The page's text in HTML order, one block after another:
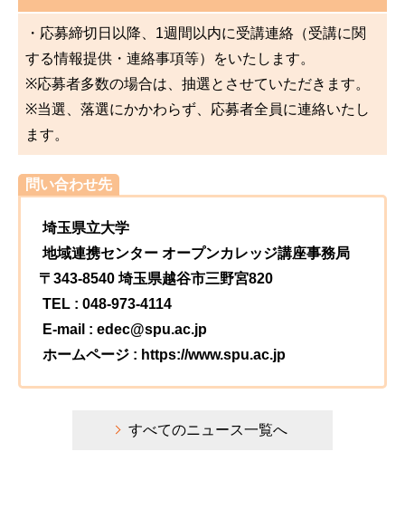
・応募締切日以降、1週間以内に受講連絡（受講に関
する情報提供・連絡事項等）をいたします。
※応募者多数の場合は、抽選とさせていただきます。
※当選、落選にかかわらず、応募者全員に連絡いたし
ます。
問い合わせ先
埼玉県立大学
地域連携センター オープンカレッジ講座事務局
〒343-8540 埼玉県越谷市三野宮820
TEL : 048-973-4114
E-mail : edec@spu.ac.jp
ホームページ : https://www.spu.ac.jp
すべてのニュース一覧へ